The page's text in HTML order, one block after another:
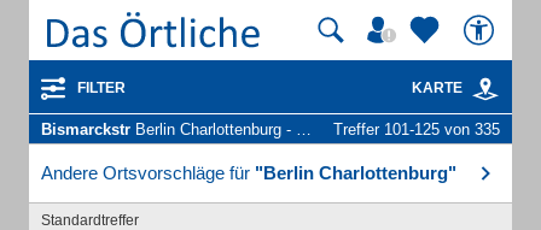
FILTER KARTE
Bismarckstr Berlin Charlottenburg - Unternehmen und Personen Treffer 101-125 von 335
Andere Ortsvorschläge für "Berlin Charlottenburg"
Standardtreffer